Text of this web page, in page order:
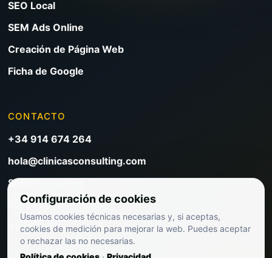
SEO Local
SEM Ads Online
Creación de Página Web
Ficha de Google
CONTACTO
+34 914 674 264
hola@clinicasconsulting.com
Solicitar reunión
Blog de marketing clínico
Ver precios
Configuración de cookies
Usamos cookies técnicas necesarias y, si aceptas,
cookies de medición para mejorar la web. Puedes aceptar
o rechazar las no necesarias.